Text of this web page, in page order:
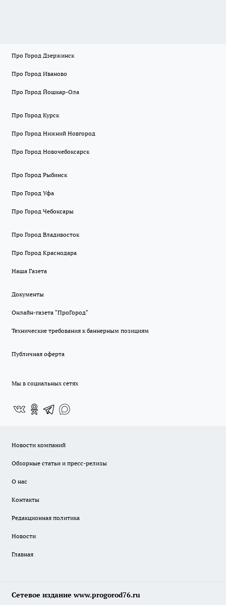
Про Город Дзержинск
Про Город Иваново
Про Город Йошкар-Ола
Про Город Курск
Про Город Нижний Новгород
Про Город Новочебоксарск
Про Город Рыбинск
Про Город Уфа
Про Город Чебоксары
Про Город Владивосток
Про Город Краснодара
Наша Газета
Документы
Онлайн-газета "ПроГород"
Технические требования к баннерным позициям
Публичная оферта
Мы в социальных сетях
Новости компаний
Обзорные статьи и пресс-релизы
О нас
Контакты
Редакционная политика
Новости
Главная
Сетевое издание www.progorod76.ru